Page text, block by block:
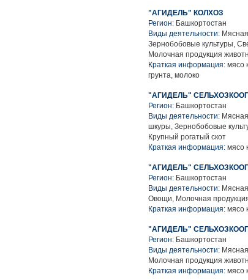
"АГИДЕЛЬ" КОЛХОЗ
Регион: Башкортостан
Виды деятельности:
Зернобобовые культуры,
Молочная продукция
Краткая информация: мясо
грунта, молоко
"АГИДЕЛЬ"
Регион: Башкортостан
Виды деятельности:
шкуры, Зернобобовые
Крупный рогатый скот
Краткая информация: мясо
"АГИДЕЛЬ"
Регион: Башкортостан
Виды деятельности:
Овощи, Молочная
Краткая информация: мясо
"АГИДЕЛЬ"
Регион: Башкортостан
Виды деятельности:
Молочная продукция
Краткая информация: мясо